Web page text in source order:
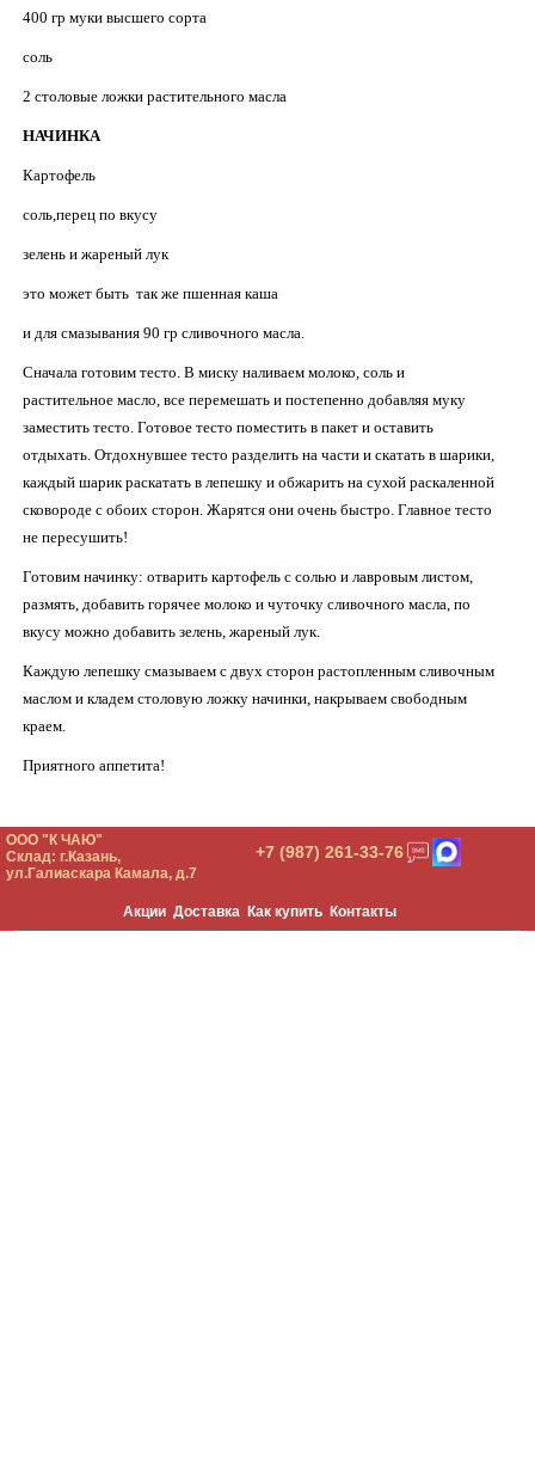
400 гр муки высшего сорта
соль
2 столовые ложки растительного масла
НАЧИНКА
Картофель
соль,перец по вкусу
зелень и жареный лук
это может быть так же пшенная каша
и для смазывания 90 гр сливочного масла.
Сначала готовим тесто. В миску наливаем молоко, соль и
растительное масло, все перемешать и постепенно добавляя муку
заместить тесто. Готовое тесто поместить в пакет и оставить
отдыхать. Отдохнувшее тесто разделить на части и скатать в шарики,
каждый шарик раскатать в лепешку и обжарить на сухой раскаленной
сковороде с обоих сторон. Жарятся они очень быстро. Главное тесто
не пересушить!
Готовим начинку: отварить картофель с солью и лавровым листом,
размять, добавить горячее молоко и чуточку сливочного масла, по
вкусу можно добавить зелень, жареный лук.
Каждую лепешку смазываем с двух сторон растопленным сливочным
маслом и кладем столовую ложку начинки, накрываем свободным
краем.
Приятного аппетита!
ООО "К ЧАЮ"
Склад: г.Казань,
ул.Галиаскара Камала, д.7
+7 (987) 261-33-76
Акции Доставка Как купить Контакты